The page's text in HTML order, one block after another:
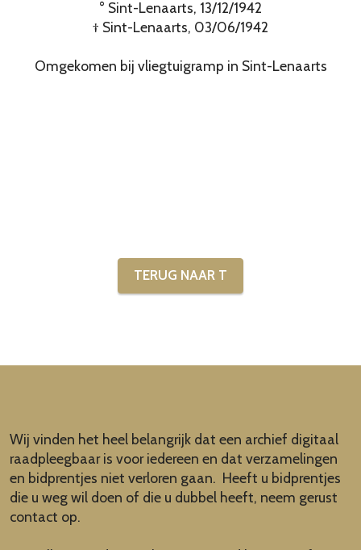
° Sint-Lenaarts, 13/12/1942
† Sint-Lenaarts, 03/06/1942
Omgekomen bij vliegtuigramp in Sint-Lenaarts
TERUG NAAR T
Wij vinden het heel belangrijk dat een archief digitaal
raadpleegbaar is voor iedereen en dat verzamelingen
en bidprentjes niet verloren gaan. Heeft u bidprentjes
die u weg wil doen of die u dubbel heeft, neem gerust
contact op.